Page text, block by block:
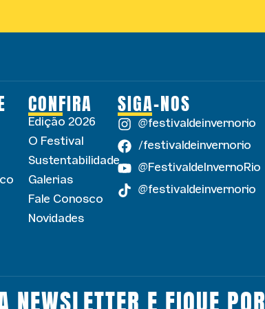
CONFIRA
Edição 2026
O Festival
Sustentabilidade
Galerias
Fale Conosco
Novidades
SIGA-NOS
@festivaldeinvernorio
/festivaldeinvernorio
@FestivaldeInvernoRio
@festivaldeinvernorio